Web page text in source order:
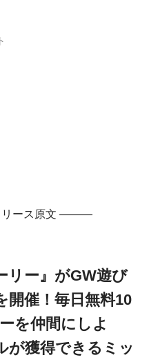
ース原文 ———
リー』がGW遊び
開催！毎日無料10
を仲間にしよ
が獲得できるミッ